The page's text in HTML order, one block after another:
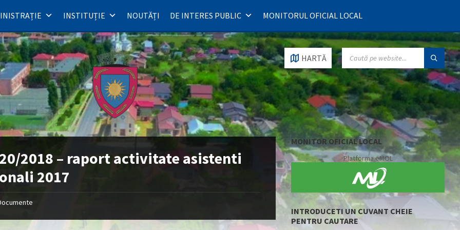
INSTITUȚIE NOUTĂȚI DE INTERES PUBLIC MONITORUL OFICIAL LOCAL
HARTĂ
SEARCH:
20/2018 – raport activitate asistenti
2017
MONITOR OFICIAL LOCAL
Platforma eMOL
INTRODUCETI UN CUVANT CHEIE
PENTRU CAUTARE